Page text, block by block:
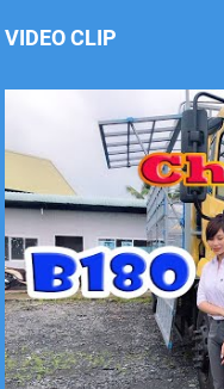
VIDEO CLIP